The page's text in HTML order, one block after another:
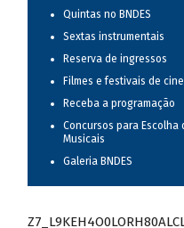
Quintas no BNDES
Sextas instrumentais
Reserva de ingressos
Filmes e festivais de
Receba a programação
Concursos para Escolha
Musicais
Galeria BNDES